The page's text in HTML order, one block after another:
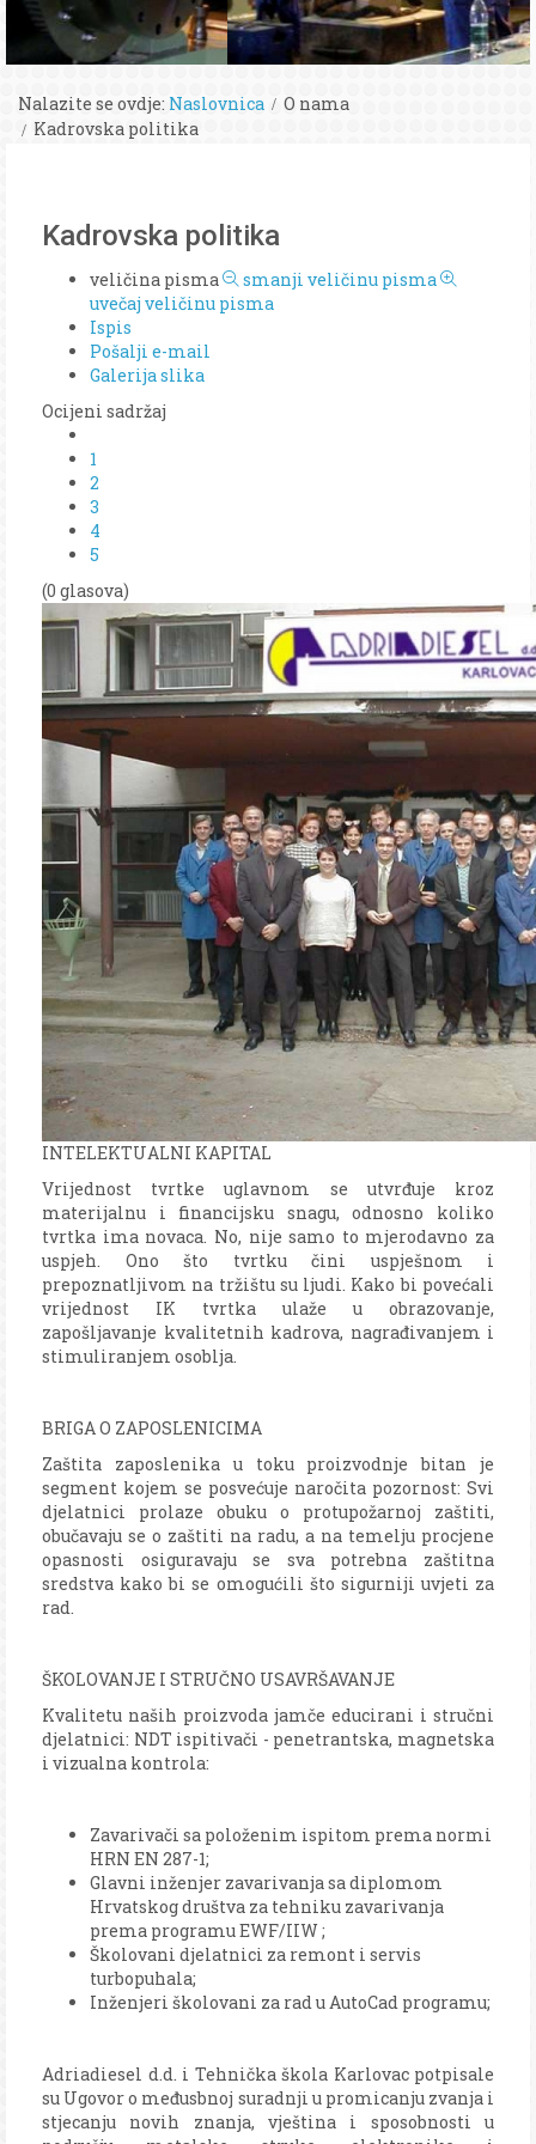
Nalazite se ovdje: Naslovnica
O nama
Kadrovska politika
Kadrovska politika
veličina pisma
smanji veličinu pisma
uvečaj veličinu pisma
Ispis
Pošalji e-mail
Galerija slika
Ocijeni sadržaj
1
2
3
4
5
(0 glasova)
INTELEKTUALNI KAPITAL
Vrijednost tvrtke uglavnom se utvrđuje kroz
materijalnu i financijsku snagu, odnosno koliko
tvrtka ima novaca. No, nije samo to mjerodavno za
uspjeh. Ono što tvrtku čini uspješnom i
prepoznatljivom na tržištu su ljudi. Kako bi povećali
vrijednost IK tvrtka ulaže u obrazovanje,
zapošljavanje kvalitetnih kadrova, nagrađivanjem i
stimuliranjem osoblja.
BRIGA O ZAPOSLENICIMA
Zaštita zaposlenika u toku proizvodnje bitan je
segment kojem se posvećuje naročita pozornost: Svi
djelatnici prolaze obuku o protupožarnoj zaštiti,
obučavaju se o zaštiti na radu, a na temelju procjene
opasnosti osiguravaju se sva potrebna zaštitna
sredstva kako bi se omogućili što sigurniji uvjeti za
rad.
ŠKOLOVANJE I STRUČNO USAVRŠAVANJE
Kvalitetu naših proizvoda jamče educirani i stručni
djelatnici: NDT ispitivači - penetrantska, magnetska
i vizualna kontrola:
Zavarivači sa položenim ispitom prema normi
HRN EN 287-1;
Glavni inženjer zavarivanja sa diplomom
Hrvatskog društva za tehniku zavarivanja
prema programu EWF/IIW ;
Školovani djelatnici za remont i servis
turbopuhala;
Inženjeri školovani za rad u AutoCad programu;
Adriadiesel d.d. i Tehnička škola Karlovac potpisale
su Ugovor o međusbnoj suradnji u promicanju zvanja i
stjecanju novih znanja, vještina i sposobnosti u